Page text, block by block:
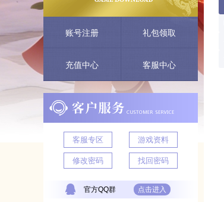
账号注册 礼包领取
充值中心 客服中心
客服专区 游戏资料
修改密码 找回密码
官方QQ群 点击进入